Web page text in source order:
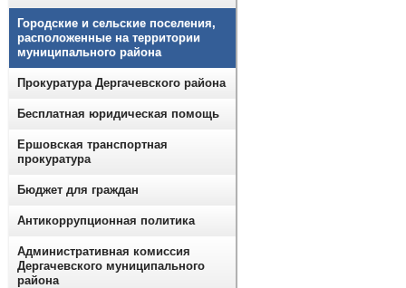
Городские и сельские поселения,
расположенные на территории
муниципального района
Прокуратура Дергачевского района
Бесплатная юридическая помощь
Ершовская транспортная
прокуратура
Бюджет для граждан
Антикоррупционная политика
Административная комиссия
Дергачевского муниципального
района